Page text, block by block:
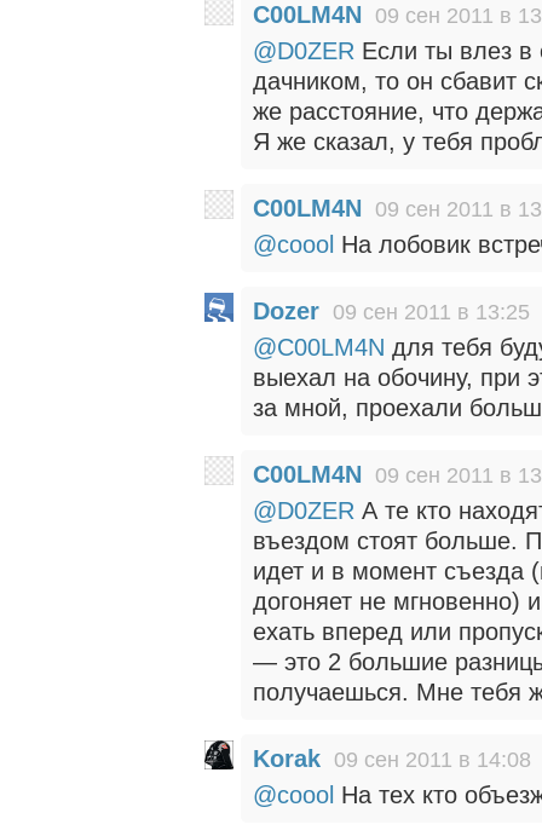
C00LM4N 09 сен 2011 в
@D0ZER Если ты влез в
дачником, то он сбавит
же расстояние, что
Я же сказал, у тебя
C00LM4N 09 сен 2011 в
@coool На лобовик
Dozer 09 сен 2011 в 13:25
@C00LM4N для тебя
выехал на обочину, при
за мной, проехали
C00LM4N 09 сен 2011 в
@D0ZER А те кто
въездом стоят больше.
идет и в момент съезда
догоняет не мгновенно)
ехать вперед или
— это 2 большие
получаешься. Мне тебя
Korak 09 сен 2011 в 14:08
@coool На тех кто